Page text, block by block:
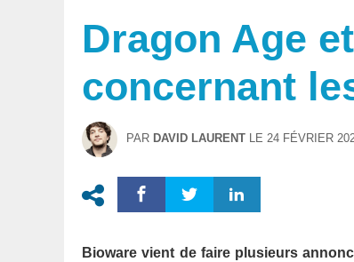
Dragon Age
concernant
PAR DAVID LAURENT LE 24 FÉVRIER
Bioware vient de faire plusieurs